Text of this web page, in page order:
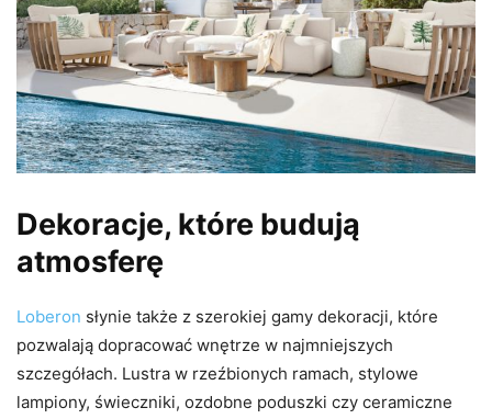
Dekoracje, które budują
atmosferę
Loberon słynie także z szerokiej gamy dekoracji, które
pozwalają dopracować wnętrze w najmniejszych
szczegółach. Lustra w rzeźbionych ramach, stylowe
lampiony, świeczniki, ozdobne poduszki czy ceramiczne